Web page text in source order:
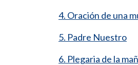
4. Oración de una
5. Padre Nuestro
6. Plegaria de la